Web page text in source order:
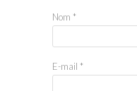
Nom *
E-mail *